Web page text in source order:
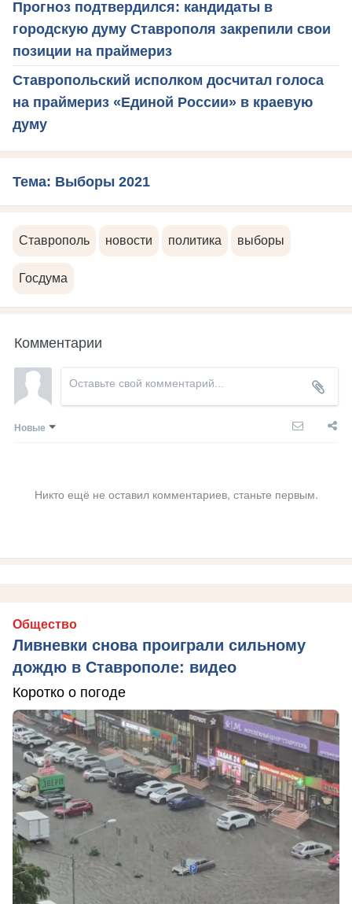
Прогноз подтвердился: кандидаты в
городскую думу Ставрополя закрепили свои
позиции на праймериз
Ставропольский исполком досчитал голоса
на праймериз «Единой России» в краевую
думу
Тема: Выборы 2021
Ставрополь новости политика выборы
Госдума
Комментарии
Новые
Никто ещё не оставил комментариев, станьте первым.
Общество
Ливневки снова проиграли сильному
дождю в Ставрополе: видео
Коротко о погоде